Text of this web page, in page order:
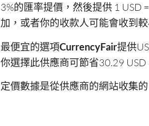
3%的匯率提價，然後提供 1
加，或者你的收款人可能會收到較
最便宜的選項CurrencyFair提供
你選擇此供應商可節省30.29 USD
定價數據是從供應商的網站收集